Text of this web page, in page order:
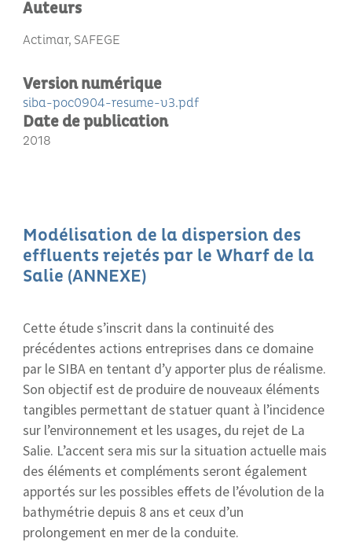
Auteurs
Actimar, SAFEGE
Version numérique
siba-poc0904-resume-v3.pdf
Date de publication
2018
Modélisation de la dispersion des
effluents rejetés par le Wharf de la
Salie (ANNEXE)
Cette étude s’inscrit dans la continuité des
précédentes actions entreprises dans ce domaine
par le SIBA en tentant d’y apporter plus de réalisme.
Son objectif est de produire de nouveaux éléments
tangibles permettant de statuer quant à l’incidence
sur l’environnement et les usages, du rejet de La
Salie. L’accent sera mis sur la situation actuelle mais
des éléments et compléments seront également
apportés sur les possibles effets de l’évolution de la
bathymétrie depuis 8 ans et ceux d’un
prolongement en mer de la conduite.